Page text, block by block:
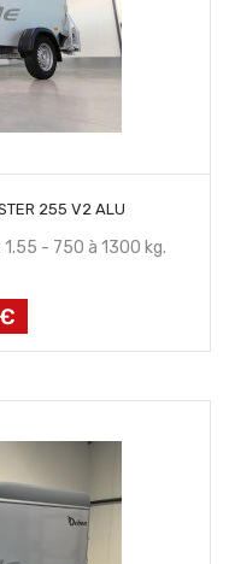
255 V2 ALU
- 750 à 1300 kg.